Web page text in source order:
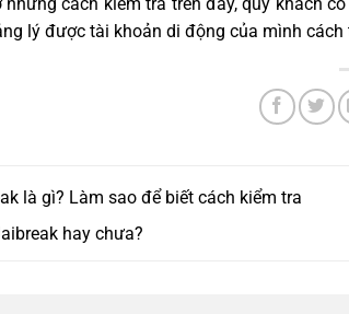
lý được tài khoản di động của mình
là gì? Làm sao để biết cách kiểm tra
hay chưa?